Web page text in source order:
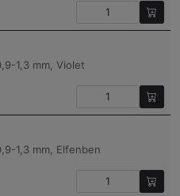
1,3 mm, Violet
1,3 mm, Elfenben